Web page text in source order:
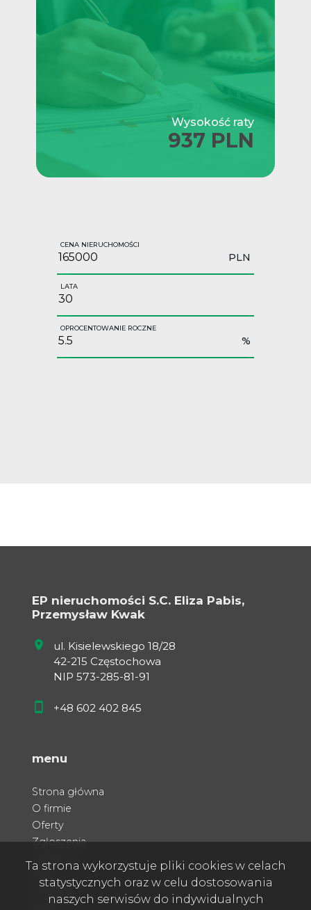
Wysokość raty
937 PLN
CENA NIERUCHOMOŚCI
PLN
LATA
OPROCENTOWANIE ROCZNE
%
EP nieruchomości S.C. Eliza Pabis,
Przemysław Kwak
ul. Kisielewskiego 18/28
42-215 Częstochowa
NIP 573-285-81-91
+48 602 402 845
menu
Strona główna
O firmie
Oferty
Zgłoszenia
Kontakt
Ta strona wykorzystuje pliki cookies w celach
statystycznych oraz w celu dostosowania
naszych serwisów do indywidualnych